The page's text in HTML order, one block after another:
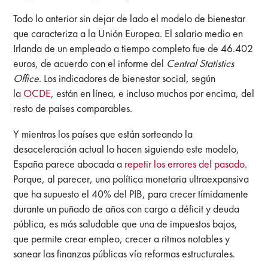
Todo lo anterior sin dejar de lado el modelo de bienestar
que caracteriza a la Unión Europea. El salario medio en
Irlanda de un empleado a tiempo completo fue de 46.402
euros, de acuerdo con el informe del Central Statistics
Office. Los indicadores de bienestar social, según
la OCDE, están en línea, e incluso muchos por encima, del
resto de países comparables.
Y mientras los países que están sorteando la
desaceleración actual lo hacen siguiendo este modelo,
España parece abocada a repetir los errores del pasado.
Porque, al parecer, una política monetaria ultraexpansiva
que ha supuesto el 40% del PIB, para crecer tímidamente
durante un puñado de años con cargo a déficit y deuda
pública, es más saludable que una de impuestos bajos,
que permite crear empleo, crecer a ritmos notables y
sanear las finanzas públicas vía reformas estructurales.